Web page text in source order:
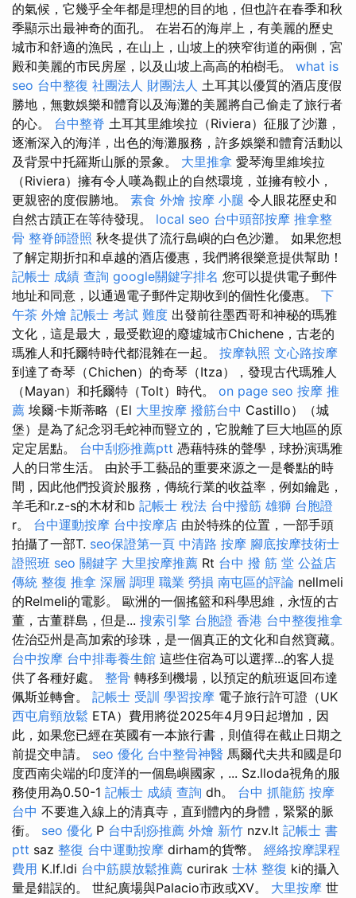
的氣候，它幾乎全年都是理想的目的地，但也許在春季和秋
季顯示出最神奇的面孔。 在岩石的海岸上，有美麗的歷史
城市和舒適的漁民，在山上，山坡上的狹窄街道的兩側，宮
殿和美麗的市民房屋，以及山坡上高高的柏樹毛。 what is
seo 台中整復 社團法人 財團法人 土耳其以優質的酒店度假
勝地，無數娛樂和體育以及海灘的美麗將自己偷走了旅行者
的心。 台中整脊 土耳其里維埃拉（Riviera）征服了沙灘，
逐漸深入的海洋，出色的海灘服務，許多娛樂和體育活動以
及背景中托羅斯山脈的景象。 大里推拿 愛琴海里維埃拉
（Riviera）擁有令人嘆為觀止的自然環境，並擁有較小，
更親密的度假勝地。 素食 外燴 按摩 小腿 令人眼花歷史和
自然古蹟正在等待發現。 local seo 台中頭部按摩 推拿整
骨 整脊師證照 秋冬提供了流行島嶼的白色沙灘。 如果您想
了解定期折扣和卓越的酒店優惠，我們將很樂意提供幫助！
記帳士 成績 查詢 google關鍵字排名 您可以提供電子郵件
地址和同意，以通過電子郵件定期收到的個性化優惠。 下
午茶 外燴 記帳士 考試 難度 出發前往墨西哥和神秘的瑪雅
文化，這是最大，最受歡迎的廢墟城市Chichene，古老的
瑪雅人和托爾特時代都混雜在一起。 按摩執照 文心路按摩
到達了奇琴（Chichen）的奇琴（Itza），發現古代瑪雅人
（Mayan）和托爾特（Tolt）時代。 on page seo 按摩 推
薦 埃爾·卡斯蒂略（El 大里按摩 撥筋台中 Castillo）（城
堡）是為了紀念羽毛蛇神而豎立的，它脫離了巨大地區的原
定定居點。 台中刮痧推薦ptt 憑藉特殊的聲學，球扮演瑪雅
人的日常生活。 由於手工藝品的重要來源之一是餐點的時
間，因此他們投資於服務，傳統行業的收益率，例如鑰匙，
羊毛和r.z-s的木材和b 記帳士 稅法 台中撥筋 雄獅 台胞證
r。 台中運動按摩 台中按摩店 由於特殊的位置，一部手頭
拍攝了一部T. seo保證第一頁 中清路 按摩 腳底按摩技術士
證照班 seo 關鍵字 大里按摩推薦 Rt 台中 撥 筋 堂 公益店
傳統 整復 推拿 深層 調理 職業 勞損 南屯區的評論 nellmeli
的Relmeli的電影。 歐洲的一個搖籃和科學思維，永恆的古
董，古董群島，但是... 搜索引擎 台胞證 香港 台中整復推拿
佐治亞州是高加索的珍珠，是一個真正的文化和自然寶藏。
台中按摩 台中排毒養生館 這些住宿為可以選擇...的客人提
供了各種好處。 整骨 轉移到機場，以預定的航班返回布達
佩斯並轉會。 記帳士 受訓 學習按摩 電子旅行許可證（UK
西屯肩頸放鬆 ETA）費用將從2025年4月9日起增加，因
此，如果您已經在英國有一本旅行書，則值得在截止日期之
前提交申請。 seo 優化 台中整骨神醫 馬爾代夫共和國是印
度西南尖端的印度洋的一個島嶼國家，... Sz.lloda視角的服
務使用為0.50-1 記帳士 成績 查詢 dh。 台中 抓龍筋 按摩
台中 不要進入線上的清真寺，直到體內的身體，緊緊的脈
衝。 seo 優化 P 台中刮痧推薦 外燴 新竹 nzv.lt 記帳士 書
ptt saz 整復 台中運動按摩 dirham的貨幣。 經絡按摩課程
費用 K.lf.ldi 台中筋膜放鬆推薦 curirak 士林 整復 ki的攝入
量是錯誤的。 世紀廣場與Palacio市政或XV。 大里按摩 世